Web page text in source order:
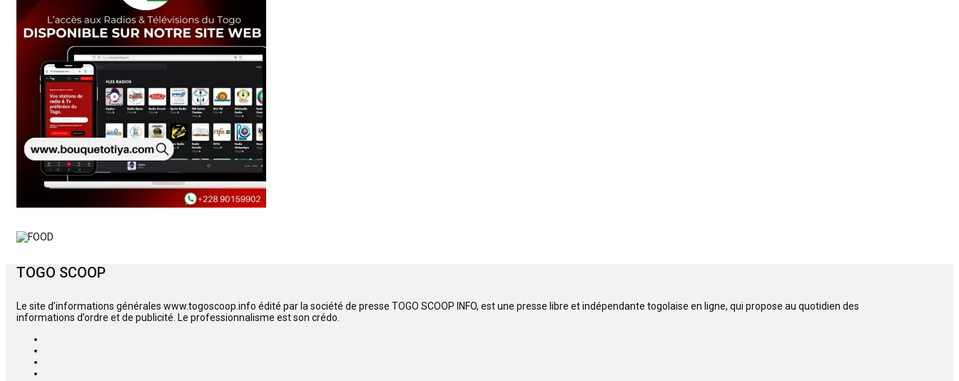
TOGO SCOOP
Le site d’informations générales www.togoscoop.info édité par la société de presse TOGO SCOOP INFO, est une presse libre et indépendante togolaise en ligne, qui propose au quotidien des
informations d’ordre et de publicité. Le professionnalisme est son crédo.